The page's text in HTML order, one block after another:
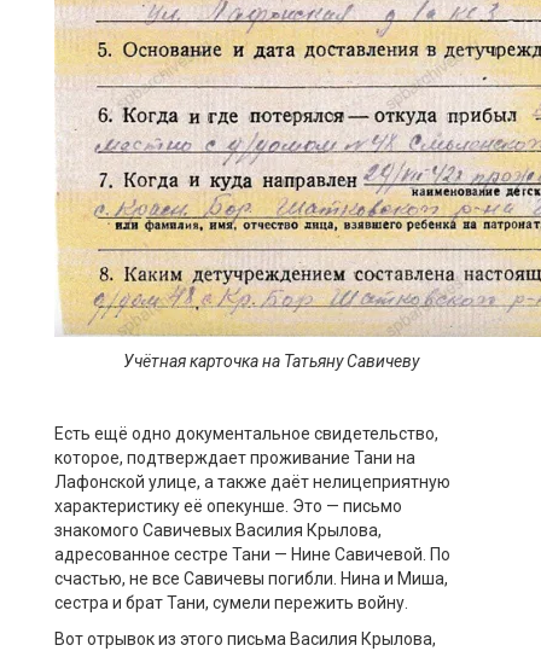
Учётная карточка на Татьяну Савичеву
Есть ещё одно документальное свидетельство,
которое, подтверждает проживание Тани на
Лафонской улице, а также даёт нелицеприятную
характеристику её опекунше. Это — письмо
знакомого Савичевых Василия Крылова,
адресованное сестре Тани — Нине Савичевой. По
счастью, не все Савичевы погибли. Нина и Миша,
сестра и брат Тани, сумели пережить войну.
Вот отрывок из этого письма Василия Крылова,